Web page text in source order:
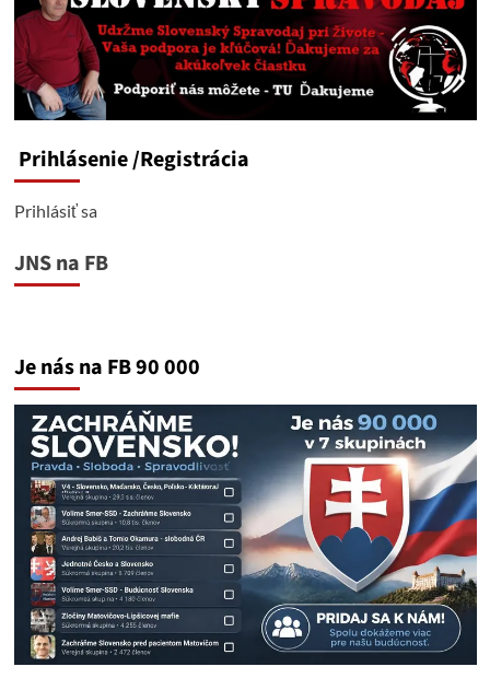
Prihlásenie/Registrácia
Prihlásiť sa
JNS na FB
Je nás na FB 90 000